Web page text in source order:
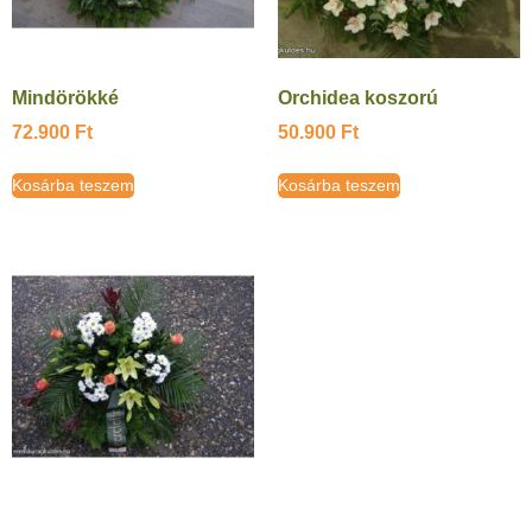
Mindörökké
72.900 Ft
Kosárba teszem
Orchidea koszorú
50.900 Ft
Kosárba teszem